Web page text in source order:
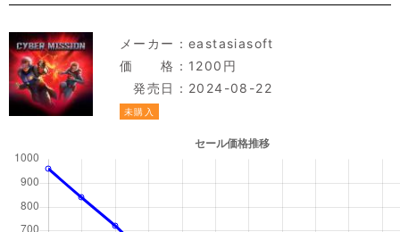
メーカー： eastasiasoft
価 格：1200円
発売日：2024-08-22
未購入